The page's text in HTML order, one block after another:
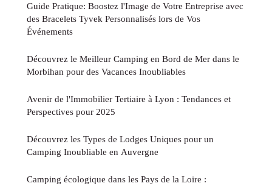
Guide Pratique: Boostez l'Image de Votre Entreprise avec
des Bracelets Tyvek Personnalisés lors de Vos
Événements
Découvrez le Meilleur Camping en Bord de Mer dans le
Morbihan pour des Vacances Inoubliables
Avenir de l'Immobilier Tertiaire à Lyon : Tendances et
Perspectives pour 2025
Découvrez les Types de Lodges Uniques pour un
Camping Inoubliable en Auvergne
Camping écologique dans les Pays de la Loire :